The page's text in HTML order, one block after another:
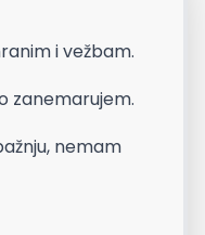
i vežbam.
zanemarujem.
nemam